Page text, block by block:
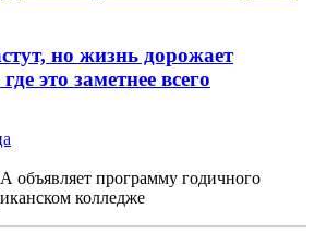
но жизнь дорожает
это заметнее всего
объявляет программу годичного
колледже